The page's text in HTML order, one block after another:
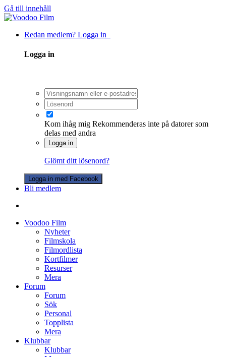
Gå till innehåll
Redan medlem? Logga in
Logga in
Kom ihåg mig Rekommenderas inte på datorer som
delas med andra
Logga in
Glömt ditt lösenord?
Logga in med Facebook
Bli medlem
Voodoo Film
Nyheter
Filmskola
Filmordlista
Kortfilmer
Resurser
Mera
Forum
Forum
Sök
Personal
Topplista
Mera
Klubbar
Klubbar